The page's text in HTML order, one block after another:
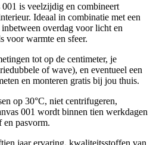
is veelzijdig en combineert
Ideaal in combinatie met een
overdag voor licht en
voor warmte en sfeer.
tot op de centimeter, je
of wave), en eventueel een
en monteren gratis bij jou thuis.
op 30°C, niet centrifugeren,
001 wordt binnen tien werkdagen
en pasvorm.
jaar ervaring, kwaliteitsstoffen van